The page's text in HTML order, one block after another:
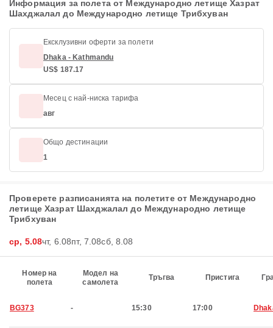
Информация за полета от Международно летище Хазрат
Шахджалал до Международно летище Трибхуван
Ексклузивни оферти за полети
Dhaka - Kathmandu
US$ 187.17
Месец с най-ниска тарифа
авг
Общо дестинации
1
Проверете разписанията на полетите от Международно
летище Хазрат Шахджалал до Международно летище
Трибхуван
ср, 5.08чт, 6.08пт, 7.08сб, 8.08
Номер на
полета
Модел на
самолета
Тръгва Пристига
BG373 - 15:30 17:00